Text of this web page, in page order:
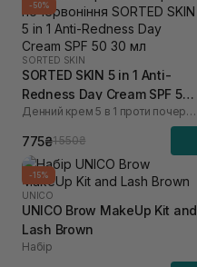
-50%
SORTED SKIN
SORTED SKIN 5 in 1 Anti-
Redness Day Cream SPF 50
30 мл
Денний крем 5 в 1 проти почервоніння
775₴1 550₴
-15%
UNICO
UNICO Brow MakeUp Kit and
Lash Brown
Набір